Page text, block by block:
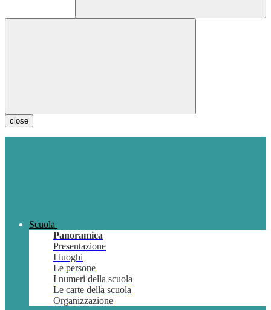
close
Scuola
Panoramica
Presentazione
I luoghi
Le persone
I numeri della scuola
Le carte della scuola
Organizzazione